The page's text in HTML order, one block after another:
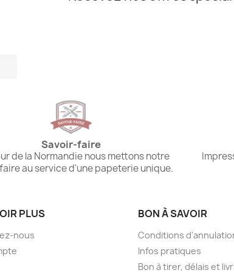
Savoir-faire
de la Normandie nous mettons notre
au service d'une papeterie unique.
PLUS
nous
BON À SAVOIR
Conditions
Infos pratiques
Bon à tirer, délais et